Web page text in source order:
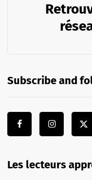
Subscribe and
Les lecteurs